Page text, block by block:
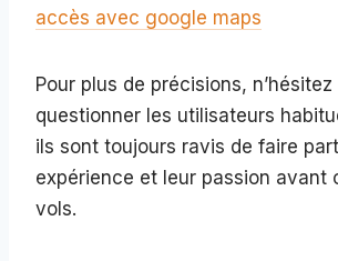
accès avec google maps
Pour plus de précisions, n’hésitez
questionner les utilisateurs
ils sont toujours ravis de faire
expérience et leur passion avant
vols.